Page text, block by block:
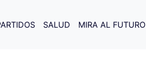
SALUD MIRA AL FUTURO